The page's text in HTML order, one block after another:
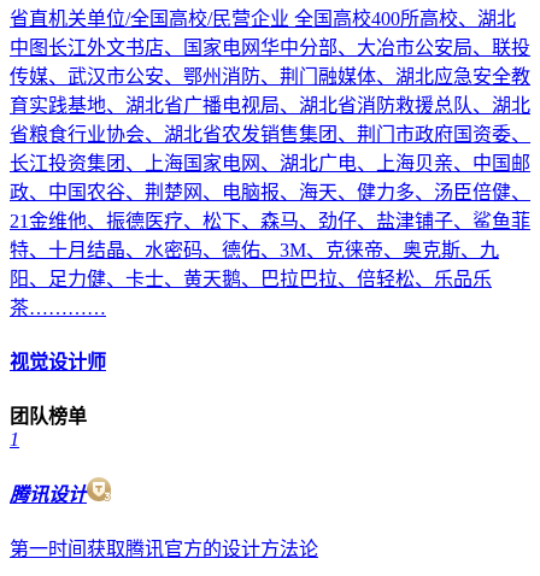
省直机关单位/全国高校/民营企业 全国高校400所高校、湖北
中图长江外文书店、国家电网华中分部、大冶市公安局、联投
传媒、武汉市公安、鄂州消防、荆门融媒体、湖北应急安全教
育实践基地、湖北省广播电视局、湖北省消防救援总队、湖北
省粮食行业协会、湖北省农发销售集团、荆门市政府国资委、
长江投资集团、上海国家电网、湖北广电、上海贝亲、中国邮
政、中国农谷、荆楚网、电脑报、海天、健力多、汤臣倍健、
21金维他、振德医疗、松下、森马、劲仔、盐津铺子、鲨鱼菲
特、十月结晶、水密码、德佑、3M、克徕帝、奥克斯、九
阳、足力健、卡士、黄天鹅、巴拉巴拉、倍轻松、乐品乐
茶…………
视觉设计师
团队榜单
1
腾讯设计
第一时间获取腾讯官方的设计方法论